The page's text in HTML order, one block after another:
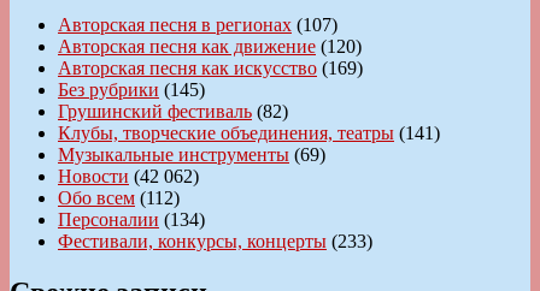
Авторская песня в регионах (107)
Авторская песня как движение (120)
Авторская песня как искусство (169)
Без рубрики (145)
Грушинский фестиваль (82)
Клубы, творческие объединения, театры (141)
Музыкальные инструменты (69)
Новости (42 062)
Обо всем (112)
Персоналии (134)
Фестивали, конкурсы, концерты (233)